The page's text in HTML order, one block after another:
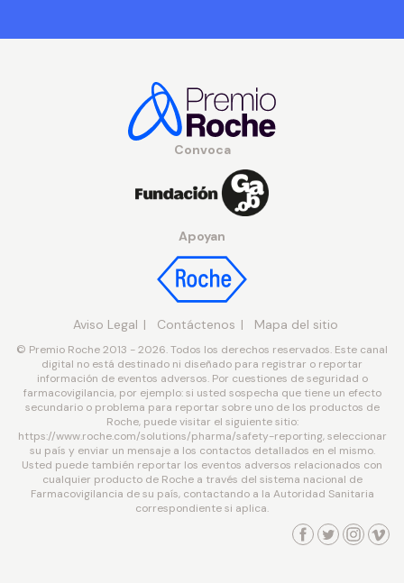
Convoca
Apoyan
Aviso Legal Contáctenos Mapa del sitio
© Premio Roche 2013 - 2026. Todos los derechos reservados. Este canal
digital no está destinado ni diseñado para registrar o reportar
información de eventos adversos. Por cuestiones de seguridad o
farmacovigilancia, por ejemplo: si usted sospecha que tiene un efecto
secundario o problema para reportar sobre uno de los productos de
Roche, puede visitar el siguiente sitio:
https://www.roche.com/solutions/pharma/safety-reporting, seleccionar
su país y enviar un mensaje a los contactos detallados en el mismo.
Usted puede también reportar los eventos adversos relacionados con
cualquier producto de Roche a través del sistema nacional de
Farmacovigilancia de su país, contactando a la Autoridad Sanitaria
correspondiente si aplica.